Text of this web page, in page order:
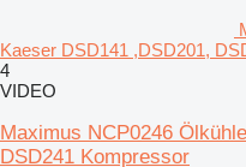
Kaeser DSD141 ,DSD201,
4
VIDEO
Maximus NCP0246
DSD241 Kompressor